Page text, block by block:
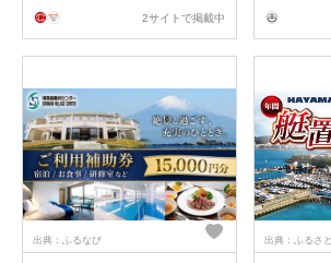
2サイトで掲載中
出典：ふるなび 出典：ふるさ